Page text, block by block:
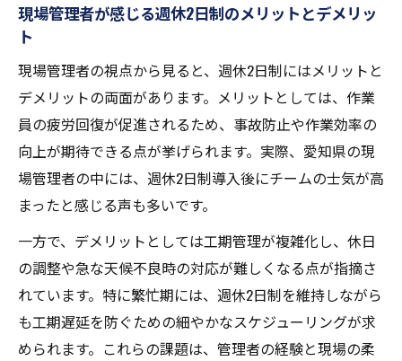
現場管理者が感じる週休2日制のメリットとデメリッ
ト
現場管理者の視点から見ると、週休2日制にはメリットと
デメリットの両面があります。メリットとしては、作業
員の疲労回復が促進されるため、事故防止や作業効率の
向上が期待できる点が挙げられます。実際、愛知県の現
場管理者の中には、週休2日制導入後にチームの士気が高
まったと感じる声も多いです。
一方で、デメリットとしては工期管理が複雑化し、休日
の調整や急な天候不良時の対応が難しくなる点が指摘さ
れています。特に繁忙期には、週休2日制を維持しながら
も工期遅延を防ぐための細やかなスケジューリングが求
められます。これらの課題は、管理者の経験と現場の柔